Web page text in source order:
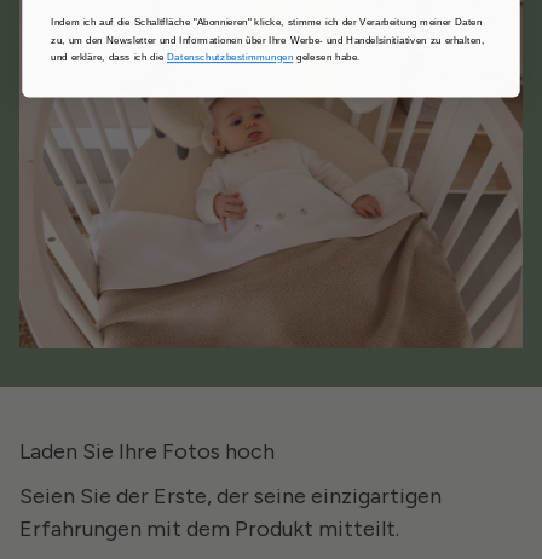
Laden Sie Ihre Fotos hoch
Seien Sie der Erste, der seine einzigartigen
Erfahrungen mit dem Produkt mitteilt.
Indem ich auf die Schaltfläche "Abonnieren" klicke, stimme ich der Verarbeitung meiner Daten
zu, um den Newsletter und Informationen über Ihre Werbe- und Handelsinitiativen zu erhalten,
und erkläre, dass ich dieDatenschutzbestimmungen gelesen habe.